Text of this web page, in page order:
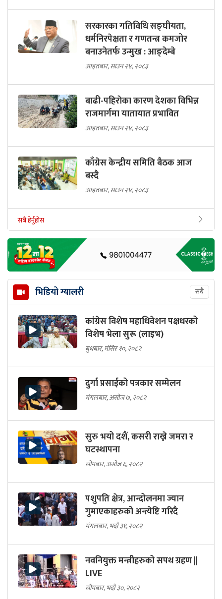
सरकारका गतिविधि सङ्घीयता,
धर्मनिरपेक्षता र गणतन्त्र कमजोर
बनाउनेतर्फ उन्मुख : आङ्देम्बे
आइतबार, साउन २४, २०८३
बाढी-पहिराेका कारण देशका विभिन्न
राजमार्गमा यातायात प्रभावित
आइतबार, साउन २४, २०८३
काँग्रेस केन्द्रीय समिति बैठक आज
बस्दै
आइतबार, साउन २४, २०८३
सबै हेर्नुहोस
भिडियो ग्यालरी सबै
कांग्रेस विशेष महाधिवेशन पक्षधरको
विशेष भेला सुरू (लाइभ)
बुधबार, मंसिर १०, २०८२
दुर्गा प्रसाईको पत्रकार सम्मेलन
मंगलबार, असोज ७, २०८२
सुरु भयो दशैं, कसरी राख्ने जमरा र
घटस्थापना
सोमबार, असोज ६, २०८२
पशुपति क्षेत्र, आन्दोलनमा ज्यान
गुमाएकाहरुको अन्त्येष्टि गरिदै
मंगलबार, भदौ ३१, २०८२
नवनियुक्त मन्त्रीहरुको सपथ ग्रहण ||
LIVE
सोमबार, भदौ ३०, २०८२